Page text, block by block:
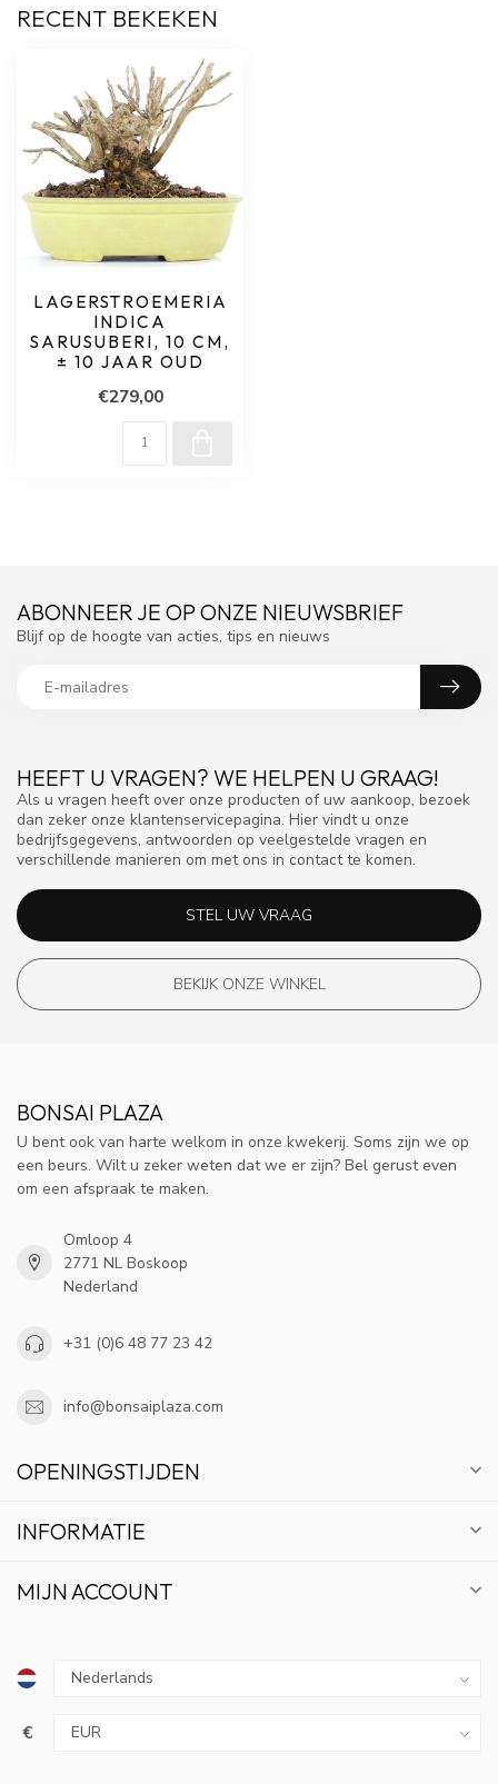
RECENT BEKEKEN
LAGERSTROEMERIA
INDICA
SARUSUBERI, 10 CM,
± 10 JAAR OUD
€279,00
HEEFT U VRAGEN? WE HELPEN U GRAAG!
Als u vragen heeft over onze producten of uw aankoop, bezoek
dan zeker onze klantenservicepagina. Hier vindt u onze
bedrijfsgegevens, antwoorden op veelgestelde vragen en
verschillende manieren om met ons in contact te komen.
STEL UW VRAAG
BEKIJK ONZE WINKEL
ABONNEER JE OP ONZE NIEUWSBRIEF
Blijf op de hoogte van acties, tips en nieuws
BONSAI PLAZA
U bent ook van harte welkom in onze kwekerij. Soms zijn we op
een beurs. Wilt u zeker weten dat we er zijn? Bel gerust even
om een afspraak te maken.
Omloop 4
2771 NL Boskoop
Nederland
+31 (0)6 48 77 23 42
info@bonsaiplaza.com
OPENINGSTIJDEN
INFORMATIE
MIJN ACCOUNT
€